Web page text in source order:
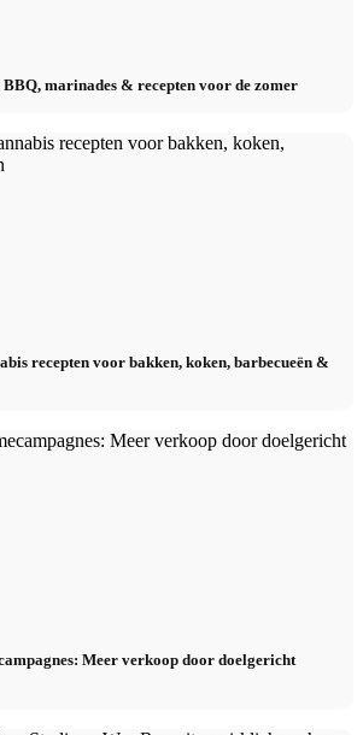
BBQ, marinades & recepten voor de zomer
recepten voor bakken, koken, barbecueën &
Meer verkoop door doelgericht